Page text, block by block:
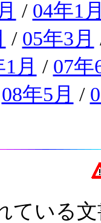
/ 04年1
/ 05年3月
月 / 07年
08年5月 /
ている